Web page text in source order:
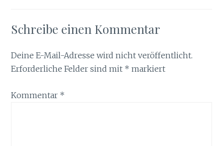
Schreibe einen Kommentar
Deine E-Mail-Adresse wird nicht veröffentlicht.
Erforderliche Felder sind mit * markiert
Kommentar *